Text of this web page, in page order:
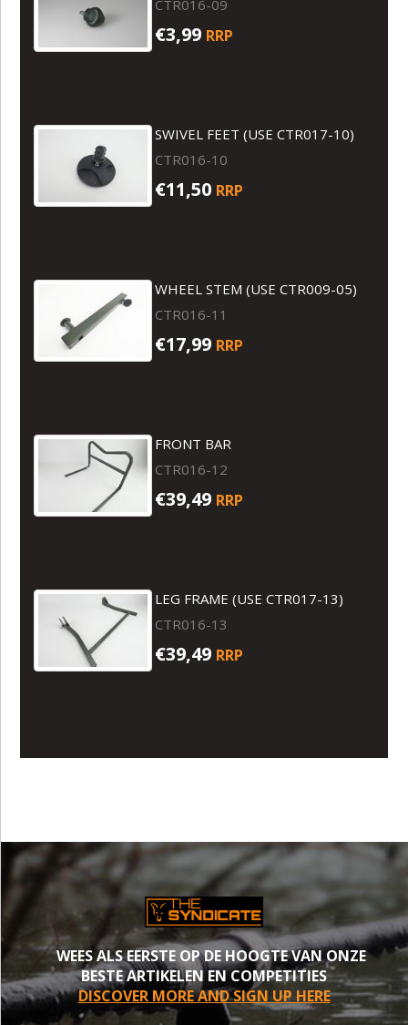
CTR016-09
€3,99 RRP
SWIVEL FEET (USE CTR017-10)
CTR016-10
€11,50 RRP
WHEEL STEM (USE CTR009-05)
CTR016-11
€17,99 RRP
FRONT BAR
CTR016-12
€39,49 RRP
LEG FRAME (USE CTR017-13)
CTR016-13
€39,49 RRP
WEES ALS EERSTE OP DE HOOGTE VAN ONZE
BESTE ARTIKELEN EN COMPETITIES
DISCOVER MORE AND SIGN UP HERE